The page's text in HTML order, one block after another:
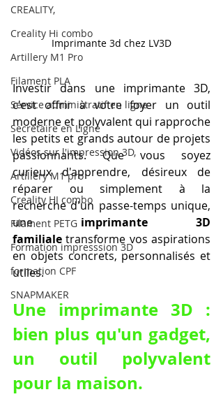
CREALITY,
Creality Hi combo
Artillery M1 Pro
Filament PLA
Service administratif en ligne
Secrétaire en Ligne
Vidéos sur l'impression 3D,
Artillery M1 pro
Creality HI combo
Filament PETG
Formation impresssion 3D
formation CPF
SNAPMAKER
Imprimante 3d chez LV3D
Investir dans une imprimante 3D,
c'est offrir à votre foyer un outil
moderne et polyvalent qui rapproche
les petits et grands autour de projets
passionnants. Que vous soyez
curieux d'apprendre, désireux de
réparer ou simplement à la
recherche d'un passe-temps unique,
une imprimante 3D
familiale transforme vos aspirations
en objets concrets, personnalisés et
utiles.
Une imprimante 3D :
bien plus qu'un gadget,
un outil polyvalent
pour la maison.